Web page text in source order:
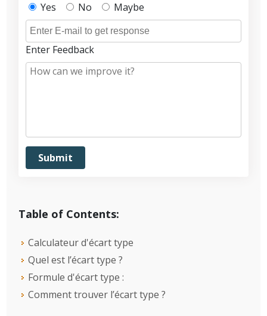
Table of Contents:
Calculateur d'écart type
Quel est l’écart type ?
Formule d'écart type :
Comment trouver l’écart type ?
Yes
No Maybe
Enter Feedback